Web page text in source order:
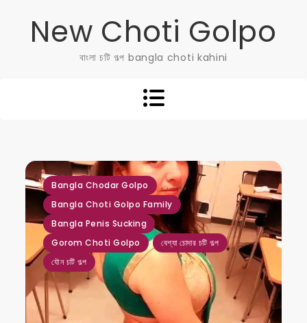
New Choti Golpo
বাংলা চটি গল্প bangla choti kahini
Bangla Chodar Golpo ,
Bangla Choti Golpo Family
,
Bangla Penis Sucking
,
Gorom Choti Golpo
,
বেশ্যা চোদার চটি গল্প
,
যৌন চটি গল্প